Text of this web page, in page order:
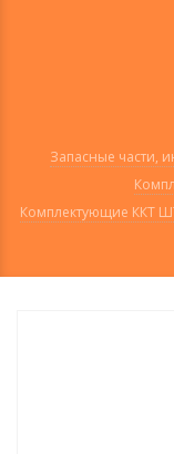
Запасные части,
Комплектующие ККТ